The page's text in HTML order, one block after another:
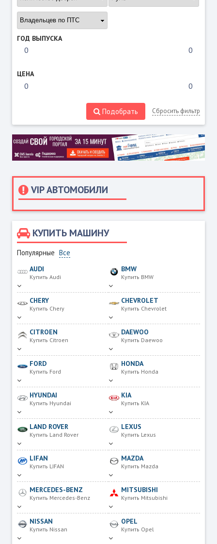
VIP АВТОМОБИЛИ
КУПИТЬ МАШИНУ
Популярные Все
AUDI
Купить Audi
BMW
Купить BMW
CHERY
Купить Chery
CHEVROLET
Купить Chevrolet
CITROEN
Купить Citroen
DAEWOO
Купить Daewoo
FORD
Купить Ford
HONDA
Купить Honda
HYUNDAI
Купить Hyundai
KIA
Купить KIA
LAND ROVER
Купить Land Rover
LEXUS
Купить Lexus
LIFAN
Купить LIFAN
MAZDA
Купить Mazda
MERCEDES-BENZ
Купить Mercedes-Benz
MITSUBISHI
Купить Mitsubishi
NISSAN
Купить Nissan
OPEL
Купить Opel
ГОД ВЫПУСКА
ЦЕНА
Подобрать Сбросить фильтр